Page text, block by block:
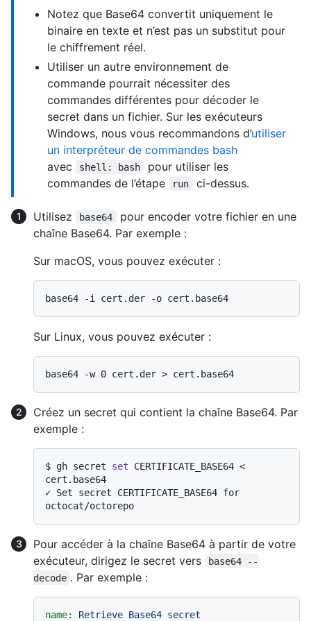
Notez que Base64 convertit uniquement le
binaire en texte et n’est pas un substitut pour
le chiffrement réel.
Utiliser un autre environnement de
commande pourrait nécessiter des
commandes différentes pour décoder le
secret dans un fichier. Sur les exécuteurs
Windows, nous vous recommandons d’utiliser
un interpréteur de commandes bash
avec
shell: bash
pour utiliser les
commandes de l’étape
run ci-dessus.
Utilisez base64
pour encoder votre fichier en une
chaîne Base64. Par exemple :
Sur macOS, vous pouvez exécuter :
Sur Linux, vous pouvez exécuter :
Créez un secret qui contient la chaîne Base64. Par
exemple :
$ gh secret set CERTIFICATE_BASE64 <
cert.base64
✓ Set secret CERTIFICATE_BASE64 for
Pour accéder à la chaîne Base64 à partir de votre
exécuteur, dirigez le secret vers
base64 --
decode . Par exemple :
name: Retrieve Base64 secret